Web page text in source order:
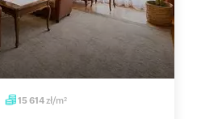
15 614zł/m2